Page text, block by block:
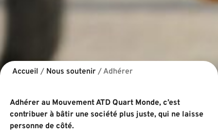
Accueil / Nous soutenir /Adhérer
Adhérer au Mouvement ATD Quart Monde, c’est
contribuer à bâtir une société plus juste, qui ne laisse
personne de côté.